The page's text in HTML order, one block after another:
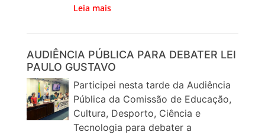
Leia mais
AUDIÊNCIA PÚBLICA PARA DEBATER LEI
PAULO GUSTAVO
Participei nesta tarde da Audiência
Pública da Comissão de Educação,
Cultura, Desporto, Ciência e
Tecnologia para debater a